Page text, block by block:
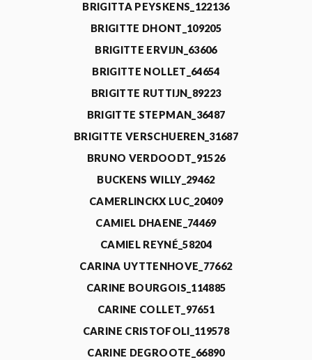
BRIGITTA PEYSKENS_122136
BRIGITTE DHONT_109205
BRIGITTE ERVIJN_63606
BRIGITTE NOLLET_64654
BRIGITTE RUTTIJN_89223
BRIGITTE STEPMAN_36487
BRIGITTE VERSCHUEREN_31687
BRUNO VERDOODT_91526
BUCKENS WILLY_29462
CAMERLINCKX LUC_20409
CAMIEL DHAENE_74469
CAMIEL REYNÉ_58204
CARINA UYTTENHOVE_77662
CARINE BOURGOIS_114885
CARINE COLLET_97651
CARINE CRISTOFOLI_119578
CARINE DEGROOTE_66890